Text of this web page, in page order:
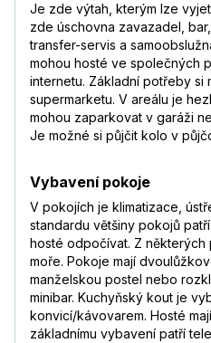
Je zde výtah, kterým lze
zde úschovna zavazadel,
transfer-servis a
mohou hosté ve společných
internetu. Základní potřeby si
supermarketu. V areálu je
mohou zaparkovat v garáži
Je možné si půjčit kolo v
Vybavení pokoje
V pokojích je klimatizace,
standardu většiny pokojů
hosté odpočívat. Z
moře. Pokoje mají
manželskou postel nebo
minibar. Kuchyňský kout je
konvicí/kávovarem. Hosté
základnímu vybavení patří